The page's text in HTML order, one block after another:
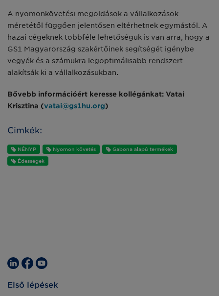
A nyomonkövetési megoldások a vállalkozások
méretétől függően jelentősen eltérhetnek egymástól. A
hazai cégeknek többféle lehetőségük is van arra, hogy a
GS1 Magyarország szakértőinek segítségét igénybe
vegyék és a számukra legoptimálisabb rendszert
alakítsák ki a vállalkozásukban.
Bővebb információért keresse kollégánkat: Vatai
Krisztina (vatai@gs1hu.org)
Cimkék:
NÉNYP Nyomon követés
Gabona alapú termékek
Édességek
Első lépések